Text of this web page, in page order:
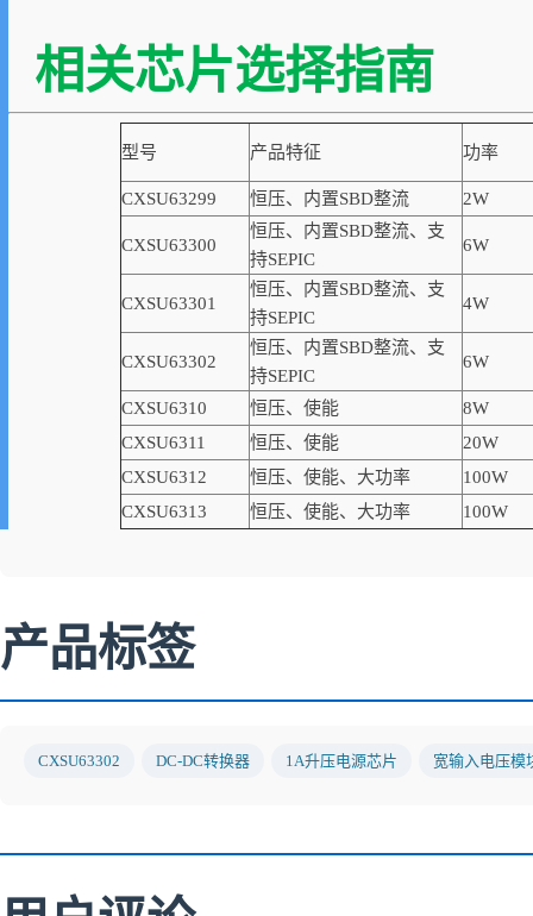
相关芯片选
型号 产品特征 功率
CXSU63299 恒压、内置SBD整流 2W
CXSU63300
恒压、内置SBD整流、支
持SEPIC
6W
CXSU63301
恒压、内置SBD整流、支
持SEPIC
4W
CXSU63302
恒压、内置SBD整流、支
持SEPIC
6W
CXSU6310 恒压、使能
8W
CXSU6311
恒压、使能
20W
CXSU6312
恒压、使能、大功率
100W
CXSU6313
恒压、使能、大功率 100W
产品标签
CXSU63302 DC-DC转换器 1A升压电源芯片 宽输入电压模